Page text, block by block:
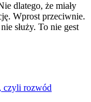
dlatego, że miały
Wprost przeciwnie.
służy. To nie gest
czyli rozwód